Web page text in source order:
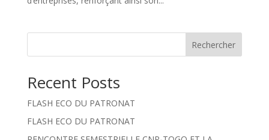
Rechercher
Recent Posts
FLASH ECO DU PATRONAT
FLASH ECO DU PATRONAT